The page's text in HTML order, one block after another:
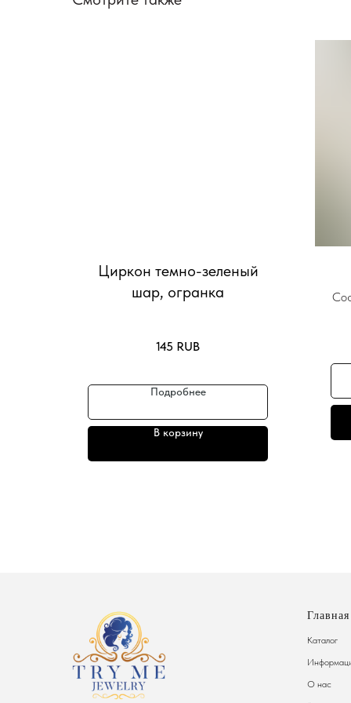
Циркон темно-зеленый
шар, огранка
145 RUB
Подробнее
В корзину
Главная
Каталог
О нас